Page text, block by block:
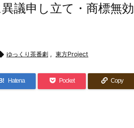
議申し立て・商標無効
ゆっくり茶番劇 , 東方Project
Hatena Pocket Copy